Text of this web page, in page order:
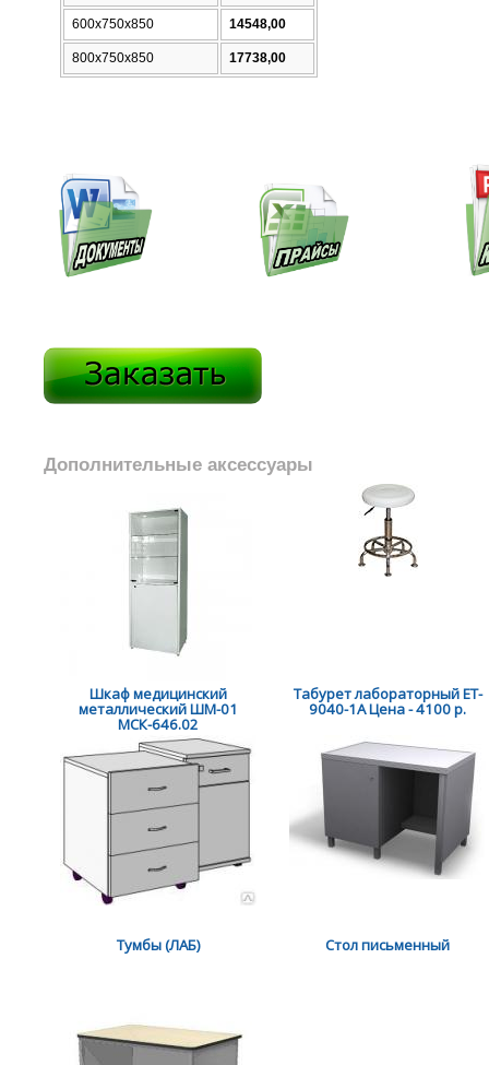
600х750х850 14548,00
800х750х850 17738,00
Дополнительные аксессуары
Шкаф медицинский
металлический ШМ-01
МСК-646.02
Табурет лабораторный ET-
9040-1A Цена - 4100 р.
Тумбы (ЛАБ) Стол письменный